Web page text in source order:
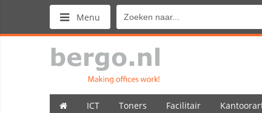
Menu
ICT Toners Facilitair